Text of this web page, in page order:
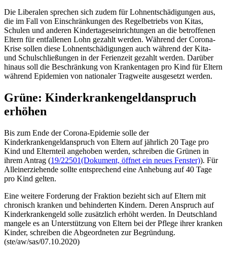
Die Liberalen sprechen sich zudem für Lohnentschädigungen aus,
die im Fall von Einschränkungen des Regelbetriebs von Kitas,
Schulen und anderen Kindertageseinrichtungen an die betroffenen
Eltern für entfallenen Lohn gezahlt werden. Während der Corona-
Krise sollen diese Lohnentschädigungen auch während der Kita-
und Schulschließungen in der Ferienzeit gezahlt werden. Darüber
hinaus soll die Beschränkung von Krankentagen pro Kind für Eltern
während Epidemien von nationaler Tragweite ausgesetzt werden.
Grüne: Kinderkrankengeldanspruch
erhöhen
Bis zum Ende der Corona-Epidemie solle der
Kinderkrankengeldanspruch von Eltern auf jährlich 20 Tage pro
Kind und Elternteil angehoben werden, schreiben die Grünen in
ihrem Antrag (19/22501(Dokument, öffnet ein neues Fenster)). Für
Alleinerziehende sollte entsprechend eine Anhebung auf 40 Tage
pro Kind gelten.
Eine weitere Forderung der Fraktion bezieht sich auf Eltern mit
chronisch kranken und behinderten Kindern. Deren Anspruch auf
Kinderkrankengeld solle zusätzlich erhöht werden. In Deutschland
mangele es an Unterstützung von Eltern bei der Pflege ihrer kranken
Kinder, schreiben die Abgeordneten zur Begründung.
(ste/aw/sas/07.10.2020)